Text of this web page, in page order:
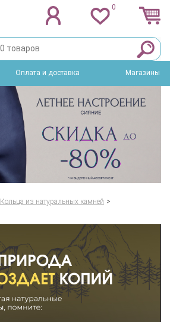
0
Оплата и доставка Магазины
Кольца из натуральных камней >